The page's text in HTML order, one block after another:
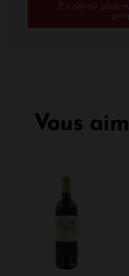
En savoir plus
Vous